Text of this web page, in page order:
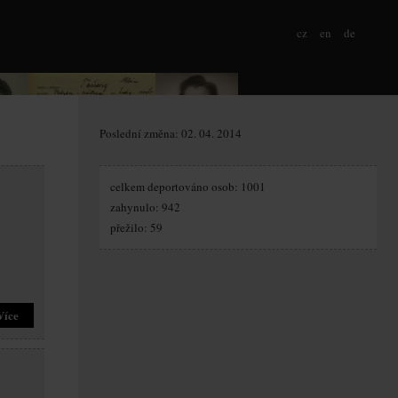
cz en de
Poslední změna: 02. 04. 2014
celkem deportováno osob: 1001
zahynulo: 942
přežilo: 59